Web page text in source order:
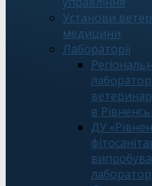
Установи
медицини
Лабораторії
в
ДУ